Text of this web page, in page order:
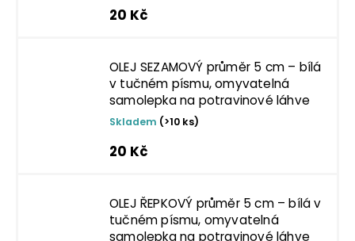
20 Kč
OLEJ SEZAMOVÝ průměr 5 cm – bílá
v tučném písmu, omyvatelná
samolepka na potravinové láhve
Skladem (>10 ks)
20 Kč
OLEJ ŘEPKOVÝ průměr 5 cm – bílá v
tučném písmu, omyvatelná
samolepka na potravinové láhve